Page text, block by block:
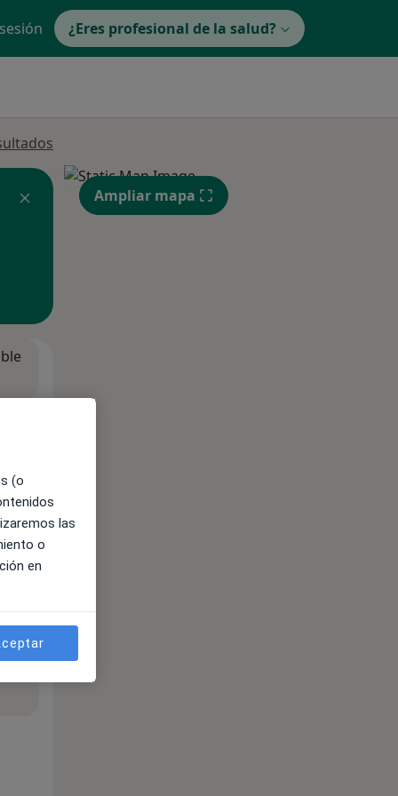
¿Eres profesional de la salud?
Ampliar mapa
(o
las
o
en